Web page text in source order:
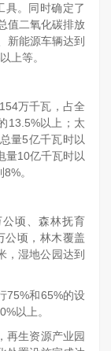
具。同时确定了
值二氧化碳排放
新能源车辆达到
上等。
万千瓦，占全
13.5%以上；太
量5亿千瓦时以
量10亿千瓦时以
。
顷、森林抚育
公顷，林木覆盖
，湿地公园达到
75%和65%的设
以上。
再生资源产业园